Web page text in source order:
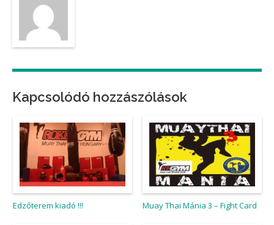
Kapcsolódó hozzászólások
Edzőterem kiadó !!! Muay Thai Mánia 3 – Fight Card